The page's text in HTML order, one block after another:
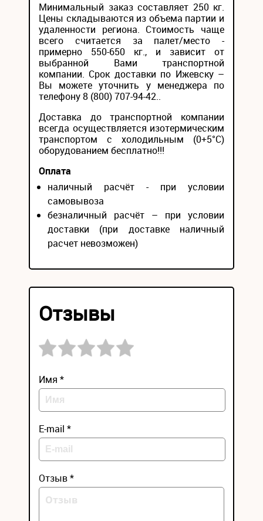
Минимальный заказ составляет 250 кг.
Цены складываются из объема партии и
удаленности региона. Стоимость чаще
всего считается за палет/место -
примерно 550-650 кг., и зависит от
выбранной Вами транспортной
компании. Срок доставки по Ижевску –
Вы можете уточнить у менеджера по
телефону 8 (800) 707-94-42..
Доставка до транспортной компании
всегда осуществляется изотермическим
транспортом с холодильным (0+5°С)
оборудованием бесплатно!!!
Оплата
наличный расчёт - при условии
самовывоза
безналичный расчёт – при условии
доставки (при доставке наличный
расчет невозможен)
Отзывы
Имя *
E-mail *
Отзыв *